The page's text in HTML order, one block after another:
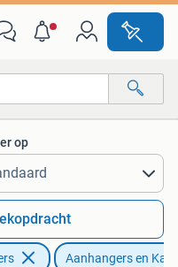
op
Aanhangers en